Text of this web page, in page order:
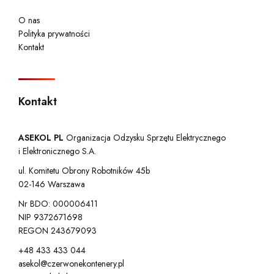
O nas
Polityka prywatności
Kontakt
Kontakt
ASEKOL PL Organizacja Odzysku Sprzętu Elektrycznego
i Elektronicznego S.A.
ul. Komitetu Obrony Robotników 45b
02-146 Warszawa
Nr BDO: 000006411
NIP 9372671698
REGON 243679093
+48 433 433 044
asekol@czerwonekontenery.pl